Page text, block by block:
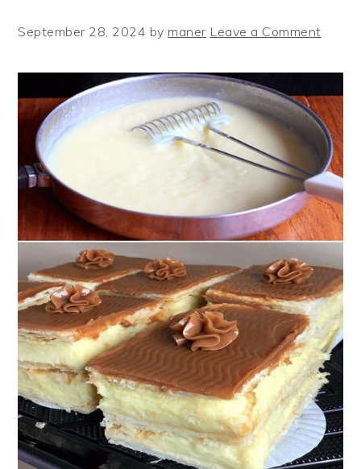
September 28, 2024 bymaner Leave a Comment